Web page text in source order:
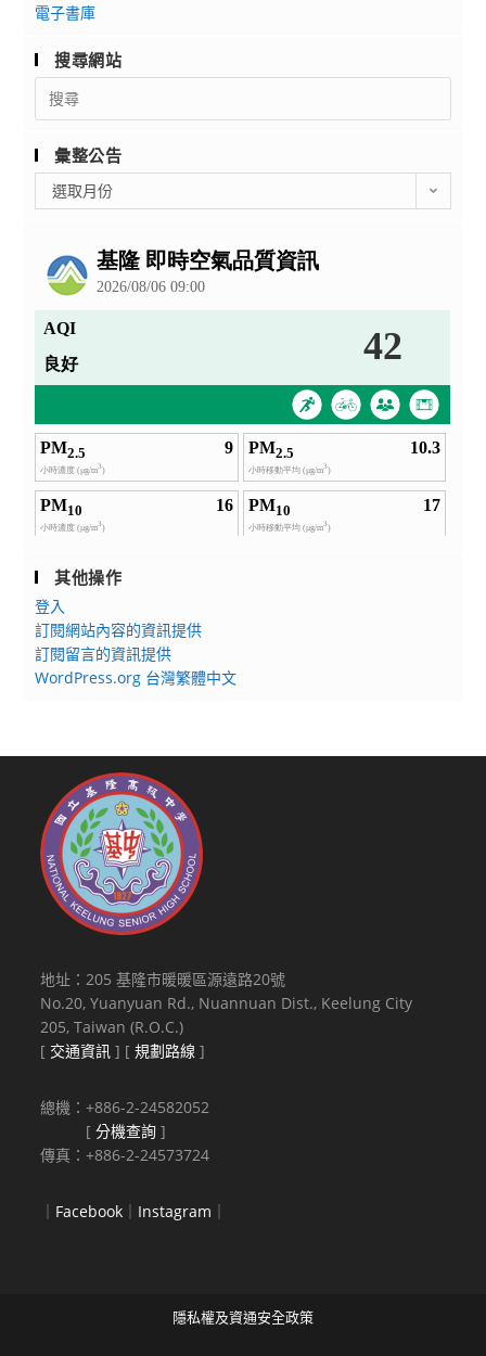
電子書庫
搜尋網站
Search
for:
彙整公告
整
選取月份
其他操作
登入
訂閱網站內容的資訊提供
訂閱留言的資訊提供
WordPress.org 台灣繁體中文
地址：205 基隆市暖暖區源遠路20號
No.20, Yuanyuan Rd., Nuannuan Dist., Keelung City
205, Taiwan (R.O.C.)
[ 交通資訊 ] [規劃路線 ]
總機：+886-2-24582052
[分機查詢 ]
傳真：+886-2-24573724
｜ Facebook ｜ Instagram ｜
隱私權及資通安全政策